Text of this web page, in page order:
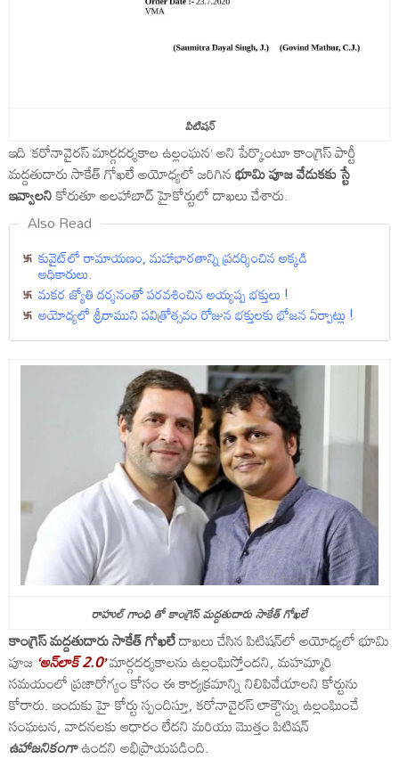
పిటిషన్‌
ఇది ‘కరోనావైరస్ మార్గదర్శకాల ఉల్లంఘన’ అని పేర్కొంటూ కాంగ్రెస్ పార్టీ
మద్దతుదారు సాకేత్ గోఖలే అయోధ్యలో జరిగినభూమి పూజ వేడుకకు స్టే
ఇవ్వాలనికోరుతూ అలహాబాద్ హైకోర్టులో దాఖలు చేశారు.
Also Read
కువైట్‌లో రామాయ‌ణం, మ‌హాభార‌తాన్ని ప్రదర్శించిన అక్కడి
అధికారులు.
మకర జ్యోతి దర్శనంతో పరవశించిన అయ్యప్ప భక్తులు !
అయోధ్యలో శ్రీరాముని పవిత్రోత్సవం రోజున భక్తులకు భోజన ఏర్పాట్లు !
రాహుల్ గాంధి తో కాంగ్రెస్ మద్దతుదారు సాకేత్ గోఖలే
కాంగ్రెస్ మద్దతుదారు సాకేత్ గోఖలేదాఖలు చేసిన పిటిషన్‌లో అయోధ్యలో భూమి
పూజ ‘అన్‌లాక్ 2.0’మార్గదర్శకాలను ఉల్లంఘిస్తోందని, మహమ్మారి
సమయంలో ప్రజారోగ్యం కోసం ఈ కార్యక్రమాన్ని నిలిపివేయాలని కోర్టును
కోరారు. ఇందుకు హై కోర్టు స్పందిస్తూ, కరోనావైరస్ లాక్డౌన్ను ఉల్లంఘించే
సంఘటన, వాదనలకు ఆధారం లేదని మరియు మొత్తం పిటిషన్
ఉహాజనికంగాఉందని అభిప్రాయపడింది.